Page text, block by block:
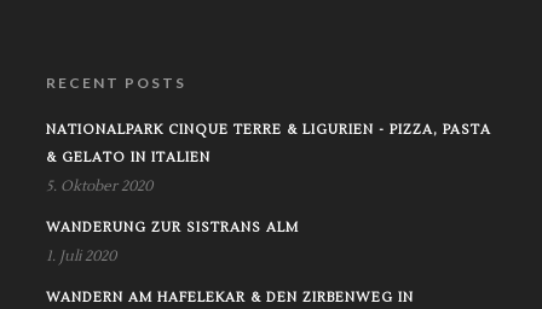
RECENT POSTS
NATIONALPARK CINQUE TERRE & LIGURIEN - PIZZA, PASTA
& GELATO IN ITALIEN
5. Oktober 2020
WANDERUNG ZUR SISTRANS ALM
1. Juli 2020
WANDERN AM HAFELEKAR & DEN ZIRBENWEG IN